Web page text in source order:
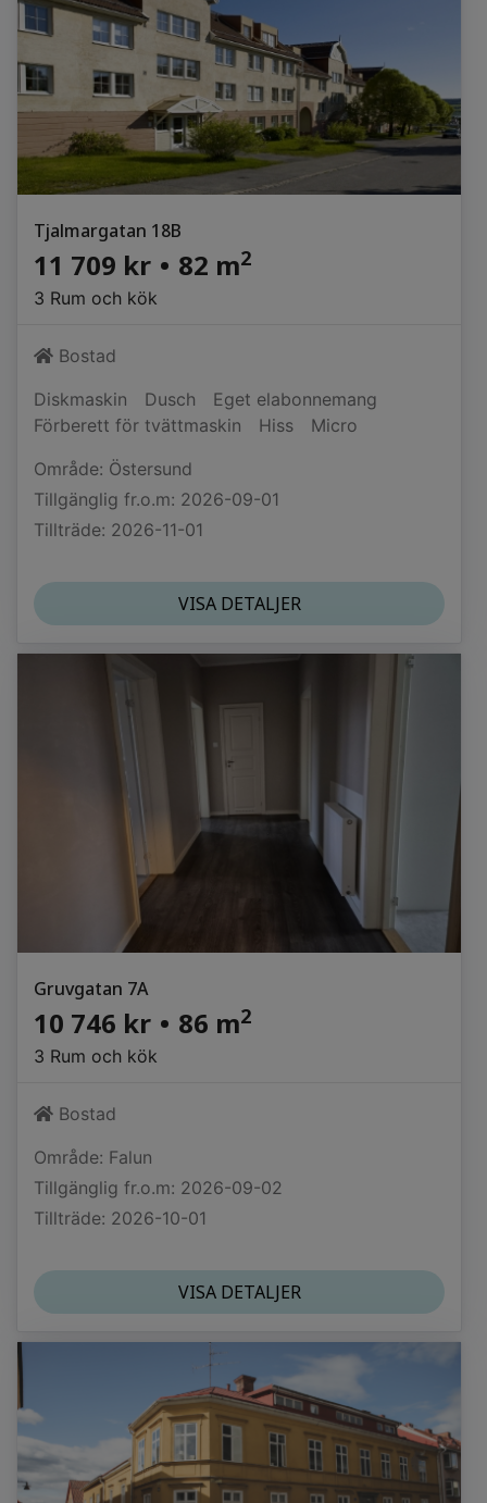
Tjalmargatan 18B
11 709 kr • 82 m2
3 Rum och kök
Bostad
Diskmaskin
Dusch
Eget elabonnemang
Förberett för tvättmaskin
Hiss
Micro
Område: Östersund
Tillgänglig fr.o.m: 2026-09-01
Tillträde: 2026-11-01
VISA DETALJER
Gruvgatan 7A
10 746 kr • 86 m2
3 Rum och kök
Bostad
Område: Falun
Tillgänglig fr.o.m: 2026-09-02
Tillträde: 2026-10-01
VISA DETALJER